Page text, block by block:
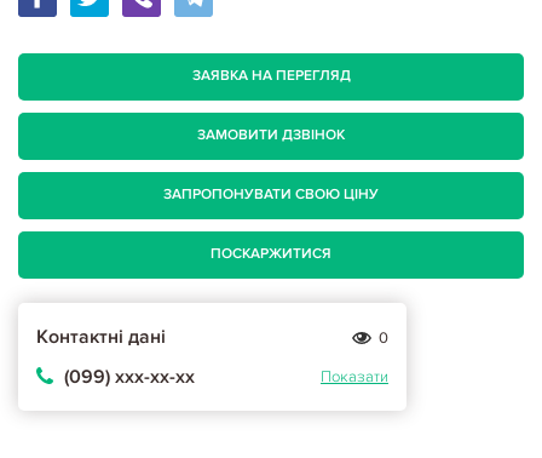
ЗАЯВКА НА ПЕРЕГЛЯД
ЗАМОВИТИ ДЗВІНОК
ЗАПРОПОНУВАТИ СВОЮ ЦІНУ
ПОСКАРЖИТИСЯ
Контактні дані 0
(099) ххх-хх-хх Показати